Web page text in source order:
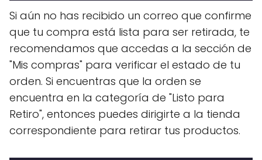
Si aún no has recibido un correo que confirme
que tu compra está lista para ser retirada, te
recomendamos que accedas a la sección de
"Mis compras" para verificar el estado de tu
orden. Si encuentras que la orden se
encuentra en la categoría de "Listo para
Retiro", entonces puedes dirigirte a la tienda
correspondiente para retirar tus productos.